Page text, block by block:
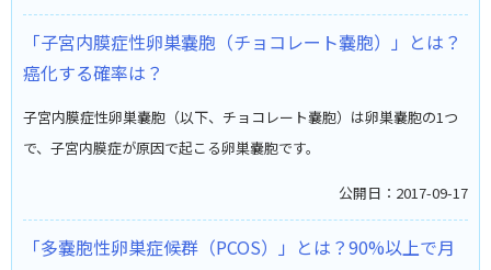
「子宮内膜症性卵巣嚢胞（チョコレート嚢胞）」とは？
癌化する確率は？
子宮内膜症性卵巣嚢胞（以下、チョコレート嚢胞）は卵巣嚢胞の1つ
で、子宮内膜症が原因で起こる卵巣嚢胞です。
公開日：2017-09-17
「多嚢胞性卵巣症候群（PCOS）」とは？90%以上で月